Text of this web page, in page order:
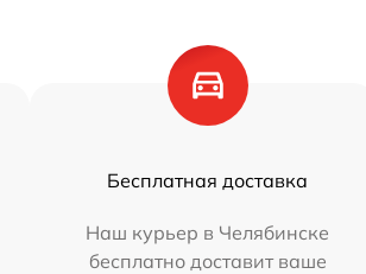
Бесплатная доставка
Наш курьер в Челябинске
бесплатно доставит ваше